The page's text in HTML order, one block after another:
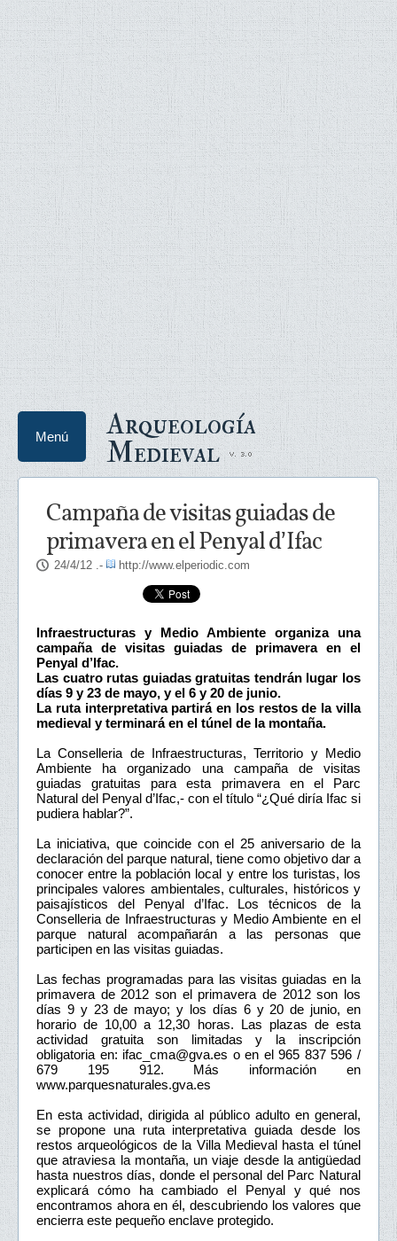
Arqueología
Medieval
Menú
Campaña de visitas guiadas de
primavera en el Penyal d’Ifac
24/4/12 .- http://www.elperiodic.com
Infraestructuras y Medio Ambiente organiza una
campaña de visitas guiadas de primavera en el
Penyal d’Ifac.
Las cuatro rutas guiadas gratuitas tendrán lugar los
días 9 y 23 de mayo, y el 6 y 20 de junio.
La ruta interpretativa partirá en los restos de la villa
medieval y terminará en el túnel de la montaña.
La Conselleria de Infraestructuras, Territorio y Medio
Ambiente ha organizado una campaña de visitas
guiadas gratuitas para esta primavera en el Parc
Natural del Penyal d’Ifac,- con el título “¿Qué diría Ifac si
pudiera hablar?”.
La iniciativa, que coincide con el 25 aniversario de la
declaración del parque natural, tiene como objetivo dar a
conocer entre la población local y entre los turistas, los
principales valores ambientales, culturales, históricos y
paisajísticos del Penyal d’Ifac. Los técnicos de la
Conselleria de Infraestructuras y Medio Ambiente en el
parque natural acompañarán a las personas que
participen en las visitas guiadas.
Las fechas programadas para las visitas guiadas en la
primavera de 2012 son el primavera de 2012 son los
días 9 y 23 de mayo; y los días 6 y 20 de junio, en
horario de 10,00 a 12,30 horas. Las plazas de esta
actividad gratuita son limitadas y la inscripción
obligatoria en: ifac_cma@gva.es o en el 965 837 596 /
679 195 912. Más información en
www.parquesnaturales.gva.es
En esta actividad, dirigida al público adulto en general,
se propone una ruta interpretativa guiada desde los
restos arqueológicos de la Villa Medieval hasta el túnel
que atraviesa la montaña, un viaje desde la antigüedad
hasta nuestros días, donde el personal del Parc Natural
explicará cómo ha cambiado el Penyal y qué nos
encontramos ahora en él, descubriendo los valores que
encierra este pequeño enclave protegido.